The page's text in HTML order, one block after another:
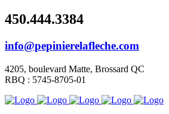
450.444.3384
info@pepinierelafleche.com
4205, boulevard Matte, Brossard QC
RBQ : 5745-8705-01